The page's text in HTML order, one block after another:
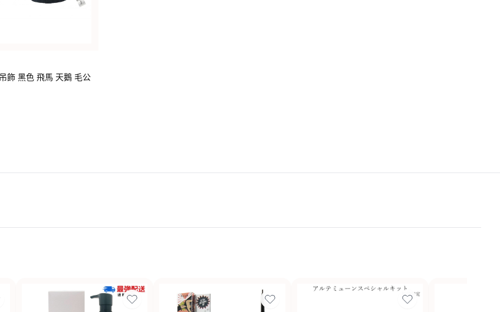
飾 黑色 飛馬 天鵝 毛公